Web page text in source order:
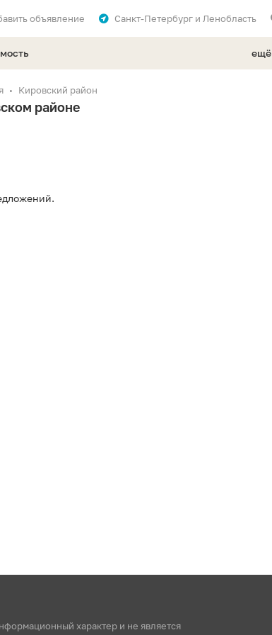
Санкт-Петербург и Ленобласть
объявление
ещё
Кировский район
районе
характер и не является